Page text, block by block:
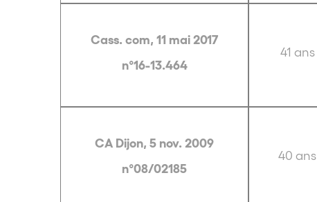
Cass. com, 11 mai 2017
n°16-13.464
41 ans
CA Dijon, 5 nov. 2009
n°08/02185
40 ans